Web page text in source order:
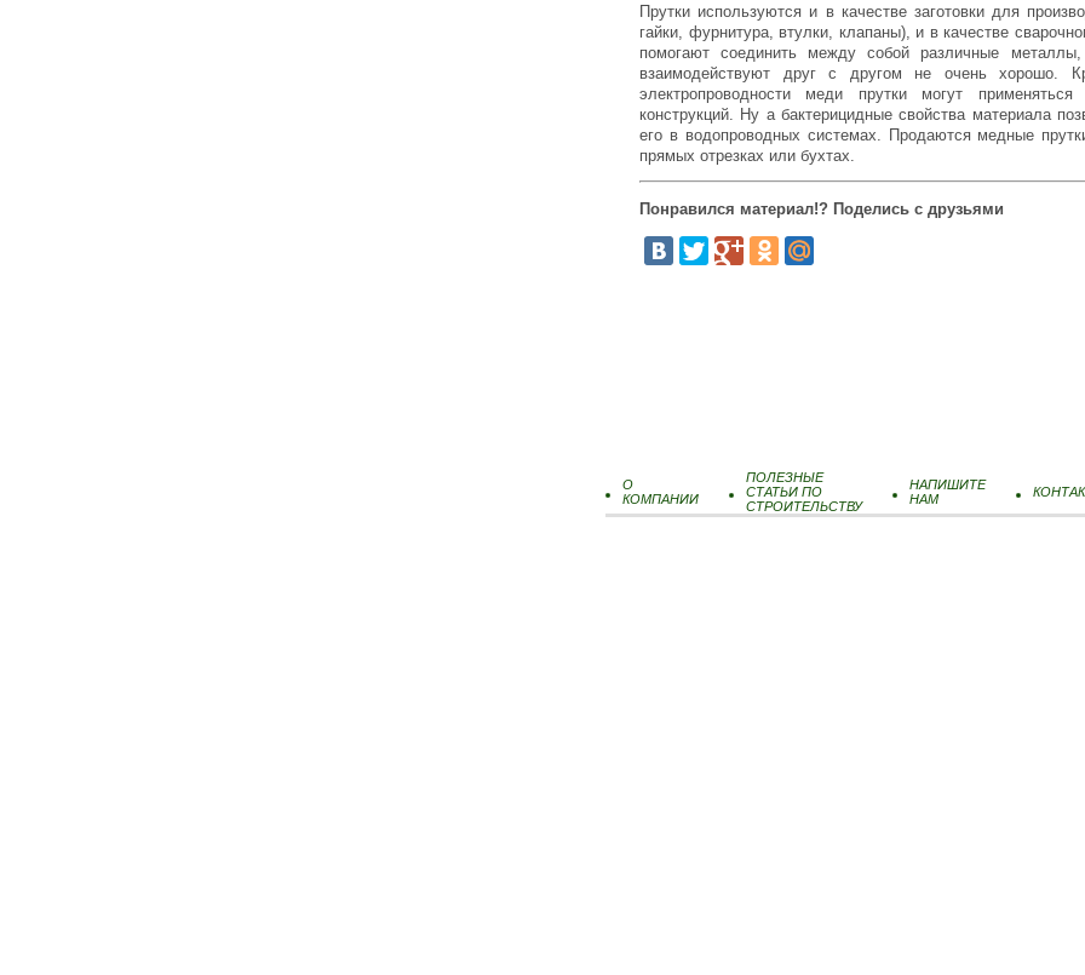
Прутки используются и в качестве заготовки для
гайки, фурнитура, втулки, клапаны), и в качестве
помогают соединить между собой различные
взаимодействуют друг с другом не очень хорошо.
электропроводности меди прутки могут
конструкций. Ну а бактерицидные свойства материала
его в водопроводных системах. Продаются медные
прямых отрезках или бухтах.
Понравился материал!? Поделись с друзьями
О
КОМПАНИИ
ПОЛЕЗНЫЕ
СТАТЬИ ПО
СТРОИТЕЛЬСТВУ
НАПИШИТЕ
НАМ